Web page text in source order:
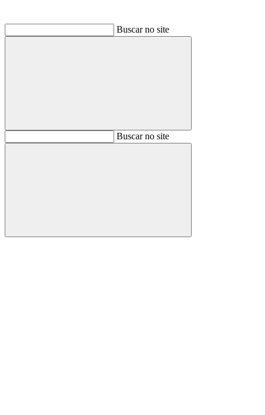
Buscar no site
BuscarBuscar no site
Buscar